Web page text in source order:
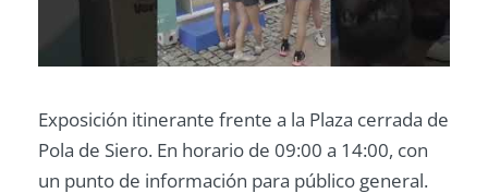
Exposición itinerante frente a la Plaza cerrada de
Pola de Siero. En horario de 09:00 a 14:00, con
un punto de información para público general.